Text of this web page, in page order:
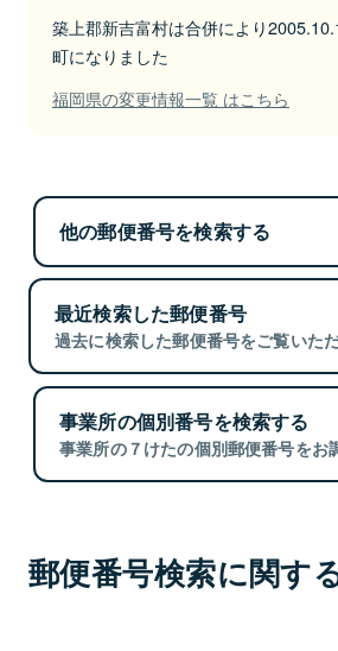
築上郡新吉富村は合併により
町になりました
福岡県の変更情報一覧 はこちら
他の郵便番号を検索する
最近検索した郵便番号
過去に検索した郵便番号をご覧いただ
事業所の個別番号を検索する
事業所の７けたの個別郵便番号をお
郵便番号検索に関す